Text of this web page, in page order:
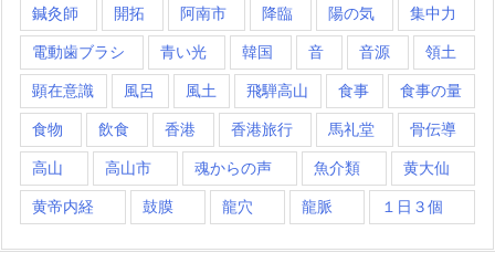
鍼灸師 開拓 阿南市 降臨 陽の気 集中力
電動歯ブラシ 青い光 韓国 音 音源 領土
顕在意識 風呂 風土 飛騨高山 食事 食事の量
食物 飲食 香港 香港旅行 馬礼堂 骨伝導
高山 高山市 魂からの声 魚介類 黄大仙
黄帝内経 鼓膜 龍穴 龍脈 １日３個